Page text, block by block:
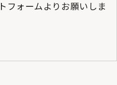
フォームよりお願いしま